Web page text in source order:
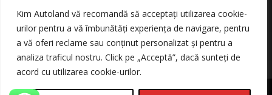
Kim Autoland vă recomandă să acceptați utilizarea cookie-
urilor pentru a vă îmbunătăți experiența de navigare, pentru
a vă oferi reclame sau conținut personalizat și pentru a
analiza traficul nostru. Click pe „Acceptă”, dacă sunteți de
acord cu utilizarea cookie-urilor.